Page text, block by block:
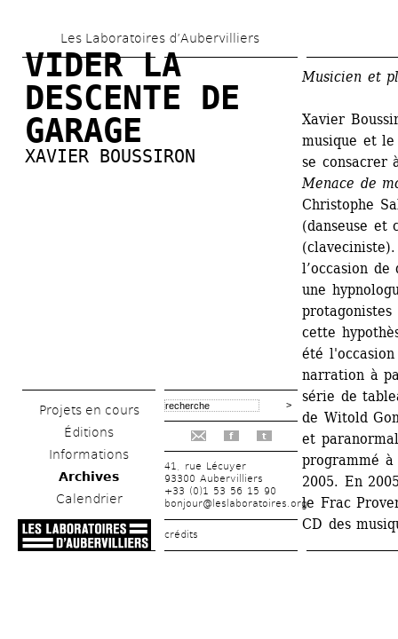
au
contenu
principal
Les Laboratoires d’Aubervilliers
VIDER LA
DESCENTE DE
GARAGE
XAVIER BOUSSIRON
Projets en cours
Éditions
Informations
Archives
Calendrier
f t
41, rue Lécuyer
93300 Aubervilliers
+33 (0)1 53 56 15 90
bonjour@leslaboratoires.org
crédits
Musicien et
Xavier
musique et
se consacrer
Menace de
Christophe
(danseuse et
l’occasion
une
protagonistes
cette
été
narration à
série de
de Witold
et
programmé
2005. En
le Frac
CD des